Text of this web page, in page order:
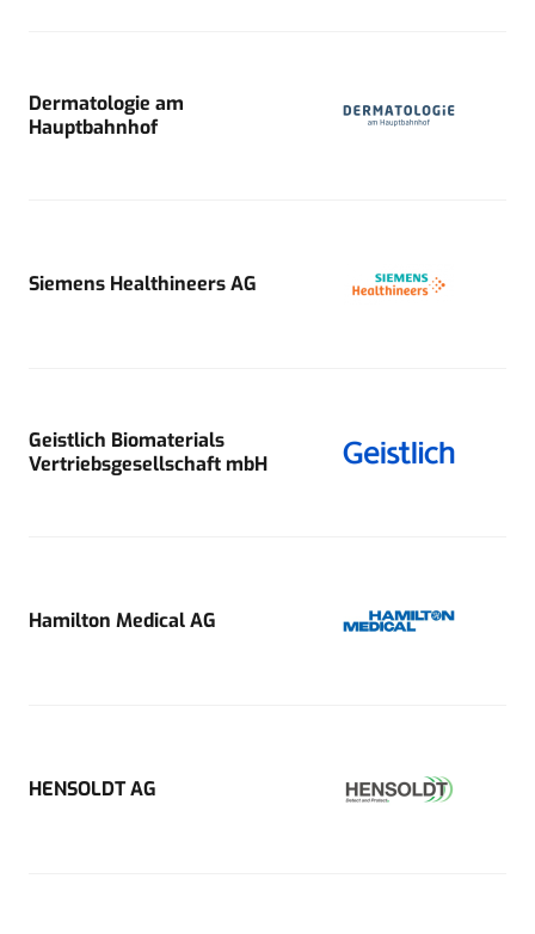
Dermatologie am
Hauptbahnhof
Siemens Healthineers AG
Geistlich Biomaterials
Vertriebsgesellschaft mbH
Hamilton Medical AG
HENSOLDT AG